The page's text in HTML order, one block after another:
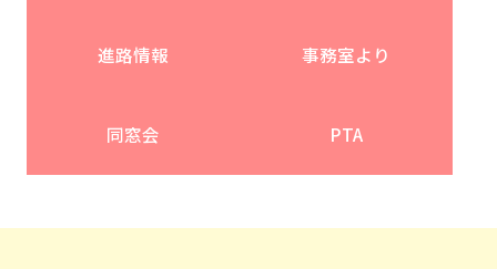
進路情報 事務室より
同窓会 PTA